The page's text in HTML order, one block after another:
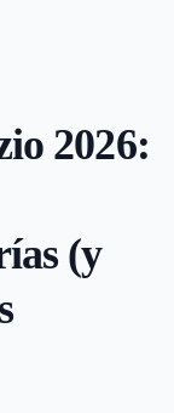
2026:
(y